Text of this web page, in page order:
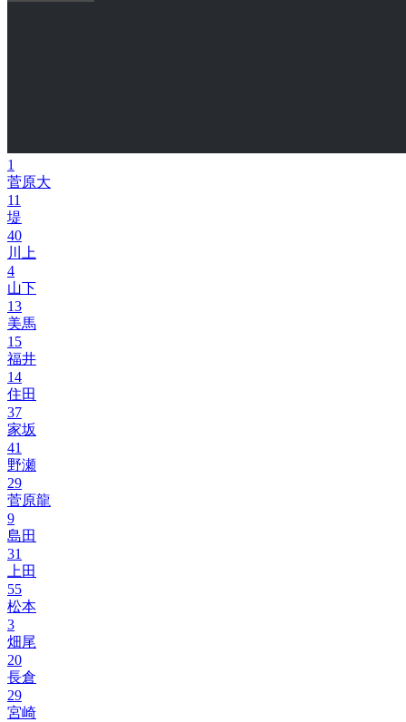
1
菅原大
11
堤
40
川上
4
山下
13
美馬
15
福井
14
住田
37
家坂
41
野瀬
29
菅原龍
9
島田
31
上田
55
松本
3
畑尾
20
長倉
29
宮崎